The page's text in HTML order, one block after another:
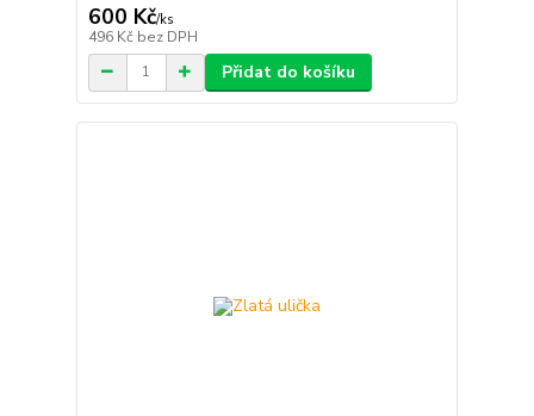
600 Kč/ks
496 Kč bez DPH
Přidat do košíku